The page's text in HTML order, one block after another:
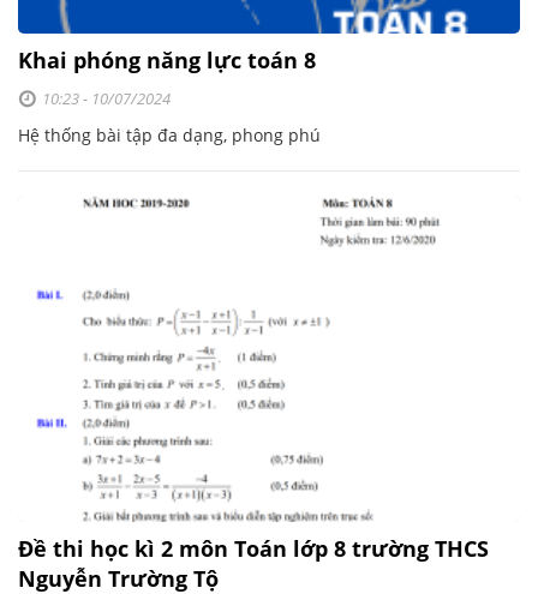
Khai phóng năng lực toán 8
10:23 - 10/07/2024
Hệ thống bài tập đa dạng, phong phú
Đề thi học kì 2 môn Toán lớp 8 trường THCS
Nguyễn Trường Tộ